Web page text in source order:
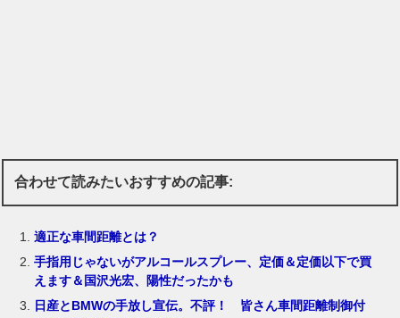
合わせて読みたいおすすめの記事:
適正な車間距離とは？
手指用じゃないがアルコールスプレー、定価＆定価以下で買
えます＆国沢光宏、陽性だったかも
日産とBMWの手放し宣伝。不評！ 皆さん車間距離制御付